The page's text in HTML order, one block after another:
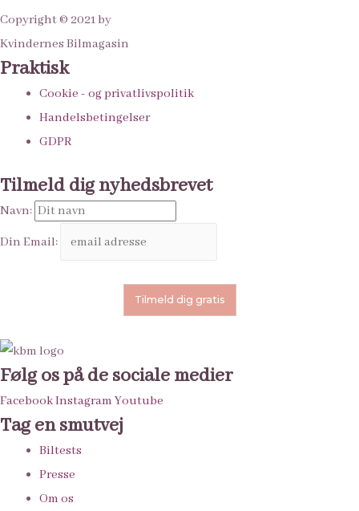
Copyright © 2021 by
Kvindernes Bilmagasin
Praktisk
Cookie - og privatlivspolitik
Handelsbetingelser
GDPR
Tilmeld dig nyhedsbrevet
Navn:
Din Email:
Følg os på de sociale medier
FacebookInstagram Youtube
Tag en smutvej
Biltests
Presse
Om os